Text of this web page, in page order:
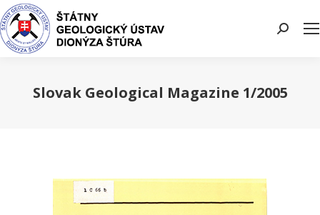
Search:
Slovak Geological Magazine 1/2005